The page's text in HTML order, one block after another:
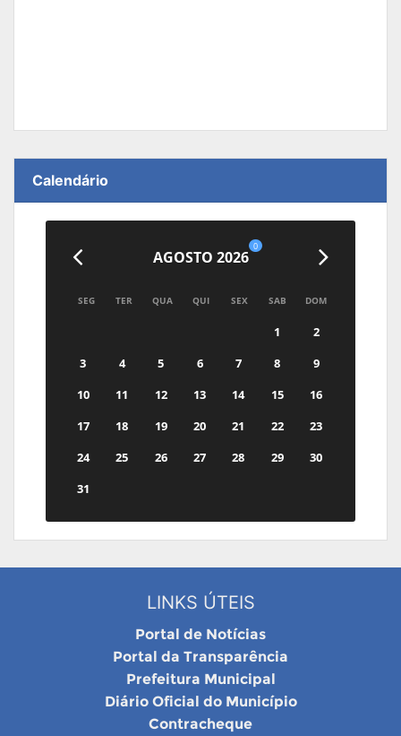
Calendário
AGOSTO 2026
0
SEG TER QUA QUI SEX SAB DOM
1
2
3
4 5 6 7 8
9
10
11 12 13 14 15
16
17
18 19 20 21 22
23
24
25 26 27 28 29
30
31
LINKS ÚTEIS
Portal de Notícias
Portal da Transparência
Prefeitura Municipal
Diário Oficial do Município
Contracheque